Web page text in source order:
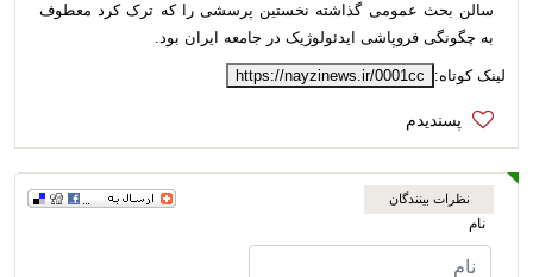
سالن بحث عمومی گذاشته نخستین پرسشی را که ترک کرد معطوف
به چگونگی فروپاشی ایدئولوژیک در جامعه ایران بود.
لینک کوتاه: https://nayzinews.ir/0001cc
نظرات بینندگان
نام